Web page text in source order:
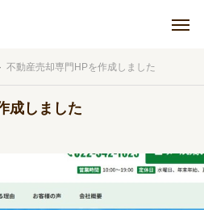
不動産売却専門HPを作成しました
成しました